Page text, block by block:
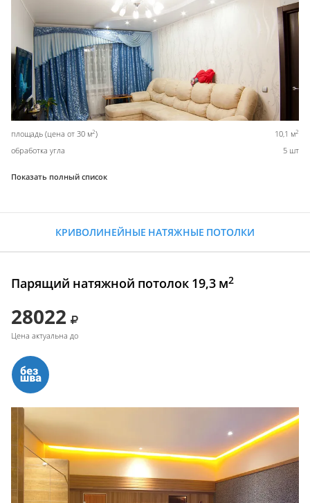
площадь (цена от 30 м2) 10,1 м2
обработка угла 5 шт
Показать полный список
КРИВОЛИНЕЙНЫЕ НАТЯЖНЫЕ ПОТОЛКИ
Парящий натяжной потолок 19,3 м2
28022
Цена актуальна до